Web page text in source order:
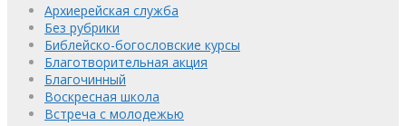
Архиерейская служба
Без рубрики
Библейско-богословские курсы
Благотворительная акция
Благочинный
Воскресная школа
Встреча с молодежью